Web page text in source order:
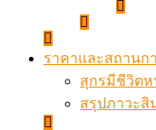
ราคาและสถานกา
สุกรมีชีวิต
สรุปภาวะสิ